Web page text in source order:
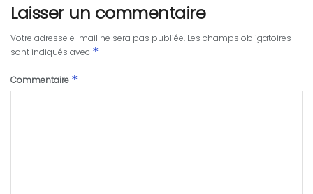
Laisser un commentaire
Votre adresse e-mail ne sera pas publiée. Les champs obligatoires
sont indiqués avec *
Commentaire *